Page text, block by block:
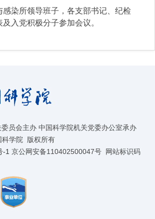
感染所领导班子，各支部书记、纪检
入党积极分子参加会议。
员会主办 中国科学院机关党委办公室承办
学院 版权所有
-1 京公网安备110402500047号 网站标识码